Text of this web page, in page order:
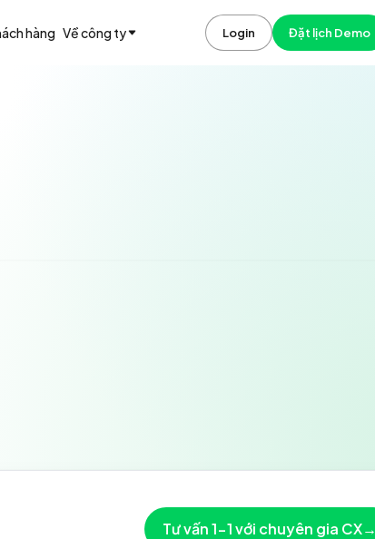
hàng Về công ty Login Đặt lịch Demo
Tư vấn 1-1 với chuyên gia CX→